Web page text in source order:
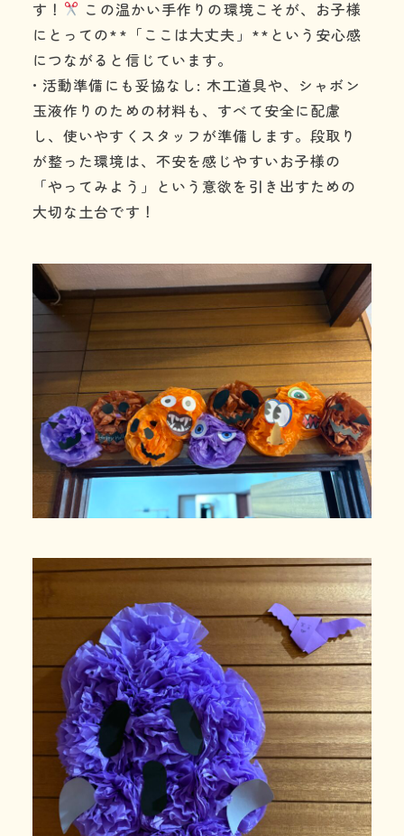
す！
この温かい手作りの環境こそが、お子様
にとっての**「ここは大丈夫」**という安心感
につながると信じています。
• 活動準備にも妥協なし: 木工道具や、シャボン
玉液作りのための材料も、すべて安全に配慮
し、使いやすくスタッフが準備します。段取り
が整った環境は、不安を感じやすいお子様の
「やってみよう」という意欲を引き出すための
大切な土台です！